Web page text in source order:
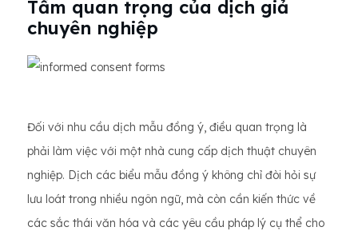
Tầm quan trọng của dịch giả
chuyên nghiệp
Đối với nhu cầu dịch mẫu đồng ý, điều quan trọng là
phải làm việc với một nhà cung cấp dịch thuật chuyên
nghiệp. Dịch các biểu mẫu đồng ý không chỉ đòi hỏi sự
lưu loát trong nhiều ngôn ngữ, mà còn cần kiến thức về
các sắc thái văn hóa và các yêu cầu pháp lý cụ thể cho